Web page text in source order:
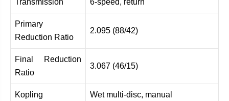
Transmission 6-speed, return
Primary
Reduction Ratio
2.095 (88/42)
Final Reduction
Ratio
3.067 (46/15)
Kopling Wet multi-disc, manual